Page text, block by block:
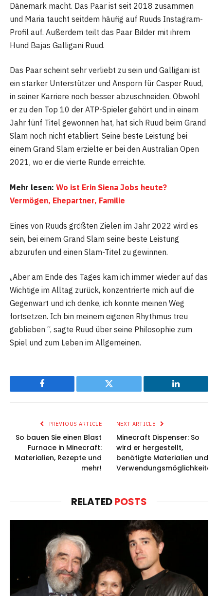
Dänemark macht. Das Paar ist seit 2018 zusammen
und Maria taucht seitdem häufig auf Ruuds Instagram-
Profil auf. Außerdem teilt das Paar Bilder mit ihrem
Hund Bajas Galligani Ruud.
Das Paar scheint sehr verliebt zu sein und Galligani ist
ein starker Unterstützer und Ansporn für Casper Ruud,
in seiner Karriere noch besser abzuschneiden. Obwohl
er zu den Top 10 der ATP-Spieler gehört und in einem
Jahr fünf Titel gewonnen hat, hat sich Ruud beim Grand
Slam noch nicht etabliert. Seine beste Leistung bei
einem Grand Slam erzielte er bei den Australian Open
2021, wo er die vierte Runde erreichte.
Mehr lesen: Wo ist Erin Siena Jobs heute?
Vermögen, Ehepartner, Familie
Eines von Ruuds größten Zielen im Jahr 2022 wird es
sein, bei einem Grand Slam seine beste Leistung
abzurufen und einen Slam-Titel zu gewinnen.
„Aber am Ende des Tages kam ich immer wieder auf das
Wichtige im Alltag zurück, konzentrierte mich auf die
Gegenwart und ich denke, ich konnte meinen Weg
fortsetzen. Ich bin meinem eigenen Rhythmus treu
geblieben “, sagte Ruud über seine Philosophie zum
Spiel und zum Leben im Allgemeinen.
Facebook Twitter LinkedIn
PREVIOUS ARTICLE
So bauen Sie einen Blast
Furnace in Minecraft:
Materialien, Rezepte und
mehr!
NEXT ARTICLE
Minecraft Dispenser: So
wird er hergestellt,
benötigte Materialien und
Verwendungsmöglichkeiten!
RELATEDPOSTS